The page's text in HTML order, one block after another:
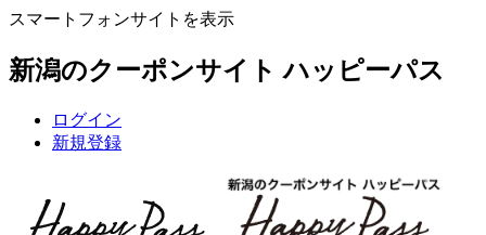
スマートフォンサイトを表示
新潟のクーポンサイト ハッピーパス
ログイン
新規登録